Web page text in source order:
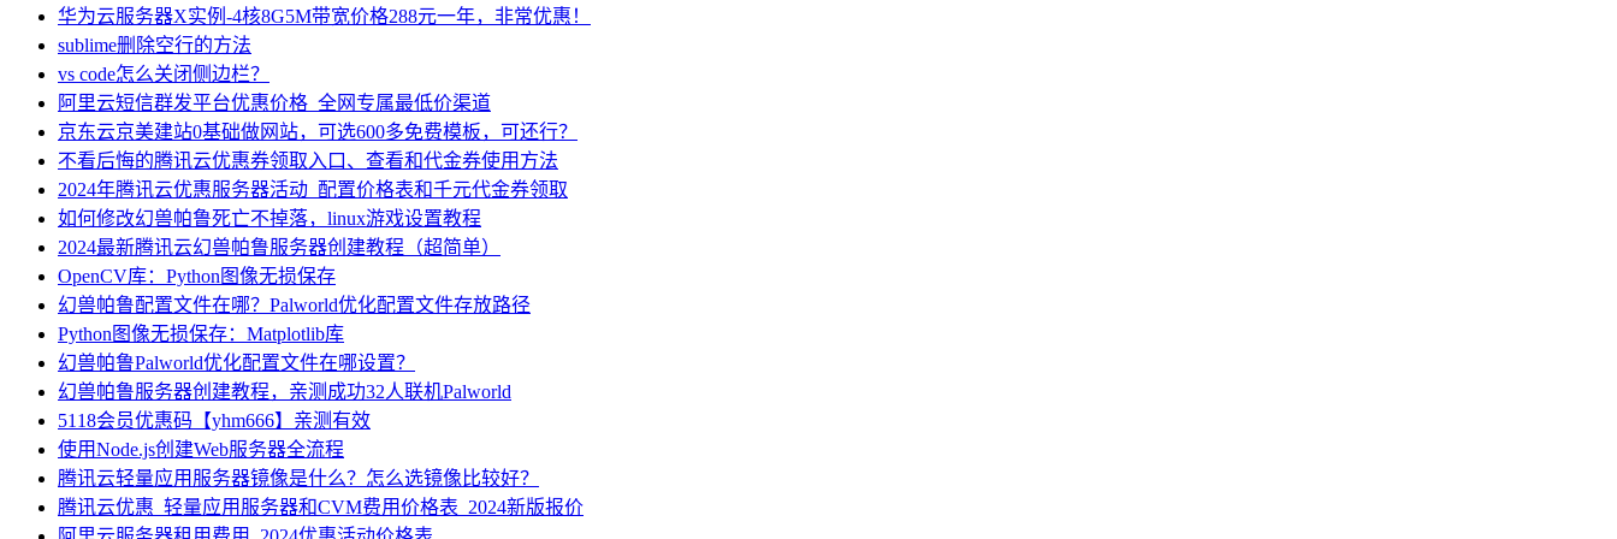
华为云服务器X实例-4核8G5M带宽价格288元一年，非常优惠！
sublime删除空行的方法
vs code怎么关闭侧边栏？
阿里云短信群发平台优惠价格_全网专属最低价渠道
京东云京美建站0基础做网站，可选600多免费模板，可还行？
不看后悔的腾讯云优惠券领取入口、查看和代金券使用方法
2024年腾讯云优惠服务器活动_配置价格表和千元代金券领取
如何修改幻兽帕鲁死亡不掉落，linux游戏设置教程
2024最新腾讯云幻兽帕鲁服务器创建教程（超简单）
OpenCV库：Python图像无损保存
幻兽帕鲁配置文件在哪？Palworld优化配置文件存放路径
Python图像无损保存：Matplotlib库
幻兽帕鲁Palworld优化配置文件在哪设置？
幻兽帕鲁服务器创建教程，亲测成功32人联机Palworld
5118会员优惠码【yhm666】亲测有效
使用Node.js创建Web服务器全流程
腾讯云轻量应用服务器镜像是什么？怎么选镜像比较好？
腾讯云优惠_轻量应用服务器和CVM费用价格表_2024新版报价